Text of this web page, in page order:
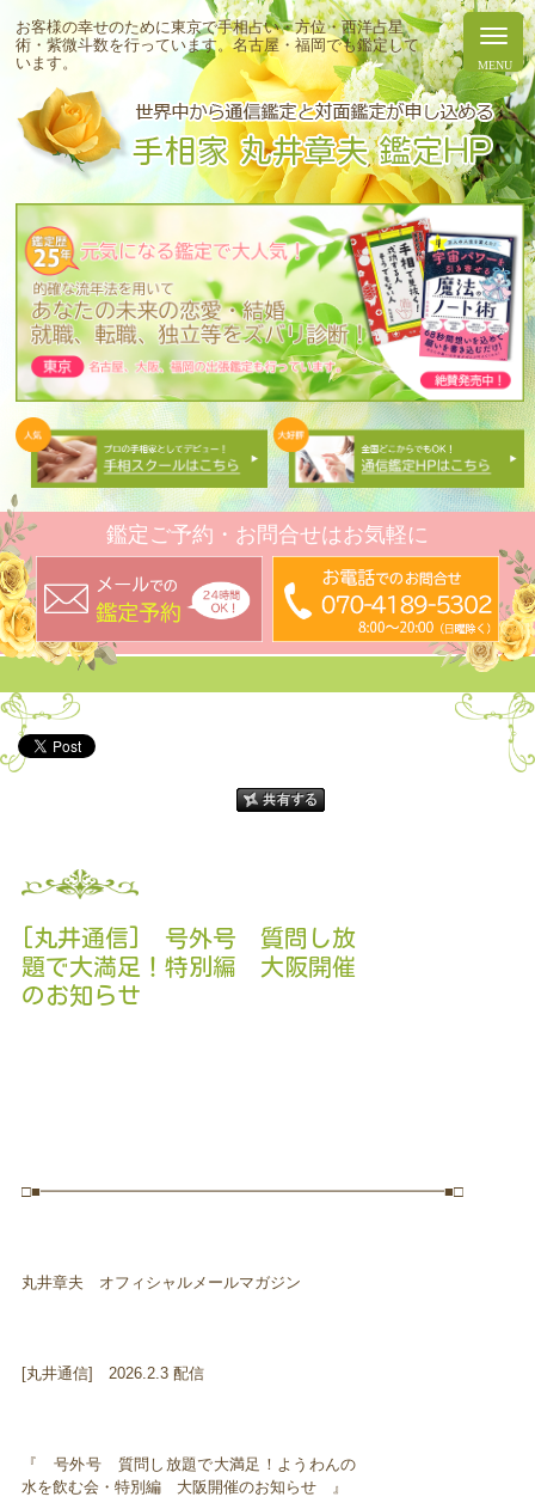
お客様の幸せのために東京で手相占い・方位・西洋占星
術・紫微斗数を行っています。名古屋・福岡でも鑑定して
います。
鑑定ご予約・お問合せはお気軽に
[丸井通信] 号外号 質問し放
題で大満足！特別編 大阪開催
のお知らせ
□■━━━━━━━━━━━━━━━━━━━━━━━━━━■□
丸井章夫 オフィシャルメールマガジン
[丸井通信] 2026.2.3 配信
『 号外号 質問し放題で大満足！ようわんの
水を飲む会・特別編 大阪開催のお知らせ 』